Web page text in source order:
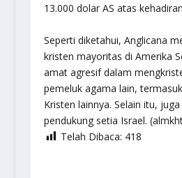
13.000 dolar AS atas
Seperti diketahui, Anglicana
kristen mayoritas di Amerika
amat agresif dalam
pemeluk agama lain,
Kristen lainnya. Selain itu,
pendukung setia Israel.
Telah Dibaca: 418